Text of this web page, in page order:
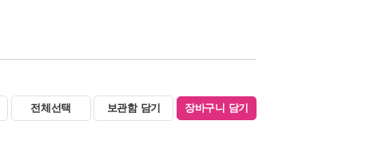
전체선택 보관함 담기 장바구니 담기